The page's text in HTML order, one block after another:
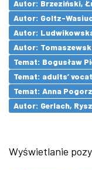
Autor: Brzeziński,
Autor: Goltz-
Autor:
Autor:
Temat: Bogusław
Temat: adults’
Temat: Anna
Autor: Gerlach,
Wyświetlanie